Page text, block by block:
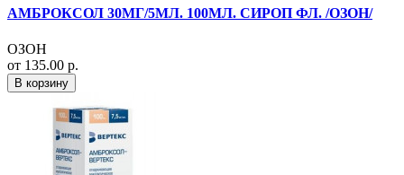
АМБРОКСОЛ 30МГ/5МЛ. 100МЛ. СИРОП ФЛ. /ОЗОН/
ОЗОН
от 135.00 р.
В корзину